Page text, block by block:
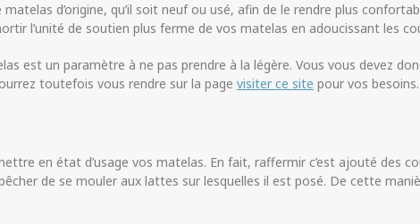
d’origine, qu’il soit neuf ou usé, afin de le rendre plus
l’unité de soutien plus ferme de vos matelas en adoucissant les
est un paramètre à ne pas prendre à la légère. Vous vous devez
toutefois vous rendre sur la page visiter ce site pour vos besoins.
en état d’usage vos matelas. En fait, raffermir c’est ajouté des
de se mouler aux lattes sur lesquelles il est posé. De cette